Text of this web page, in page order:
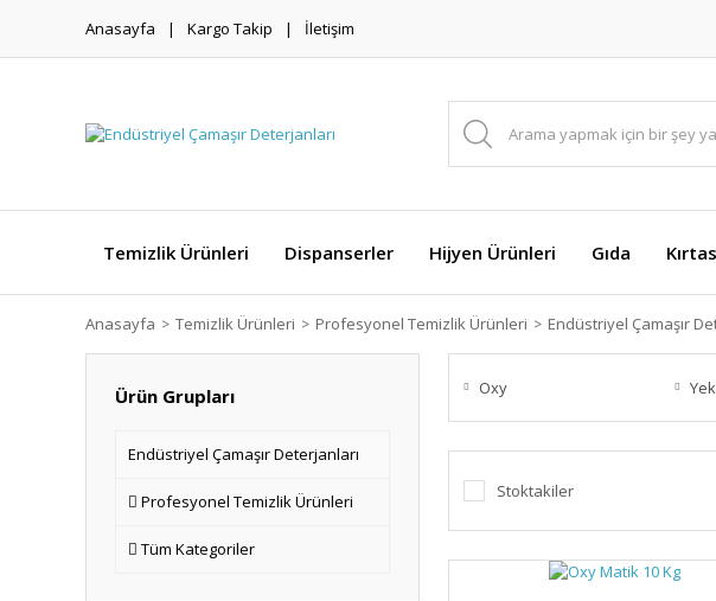
Anasayfa Kargo Takip İletişim
Temizlik Ürünleri Dispanserler Hijyen Ürünleri Gıda
Anasayfa Temizlik Ürünleri Profesyonel Temizlik Ürünleri Endüstriyel Çamaşır
Ürün Grupları
Endüstriyel Çamaşır Deterjanları
Profesyonel Temizlik Ürünleri
Tüm Kategoriler
Oxy Yek
Stoktakiler